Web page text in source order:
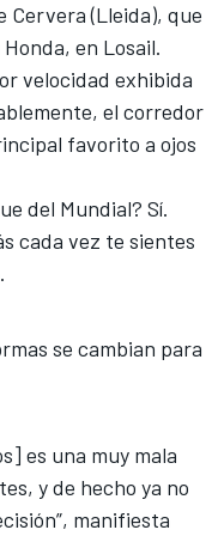
Cervera (Lleida), que
en Losail.
velocidad exhibida
el corredor
favorito a ojos
del Mundial? Sí.
cada vez te sientes
se cambian para
es una muy mala
y de hecho ya no
manifiesta